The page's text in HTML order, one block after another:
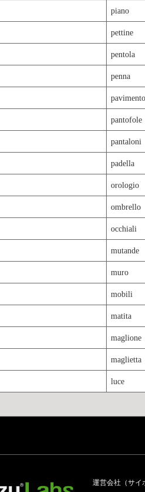
piano
pettine
pentola
penna
pavimento
pantofole
pantaloni
padella
orologio
ombrello
occhiali
mutande
muro
mobili
matita
maglione
maglietta
luce
運営会社（サイ